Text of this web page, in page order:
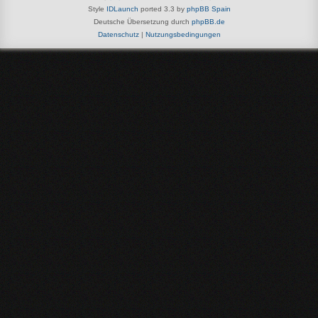
Style IDLaunch ported 3.3 by phpBB Spain
Deutsche Übersetzung durch phpBB.de
Datenschutz| Nutzungsbedingungen